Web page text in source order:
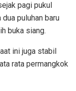
pagi pukul
puluhan baru
buka siang.
ini juga stabil
rata permangkok